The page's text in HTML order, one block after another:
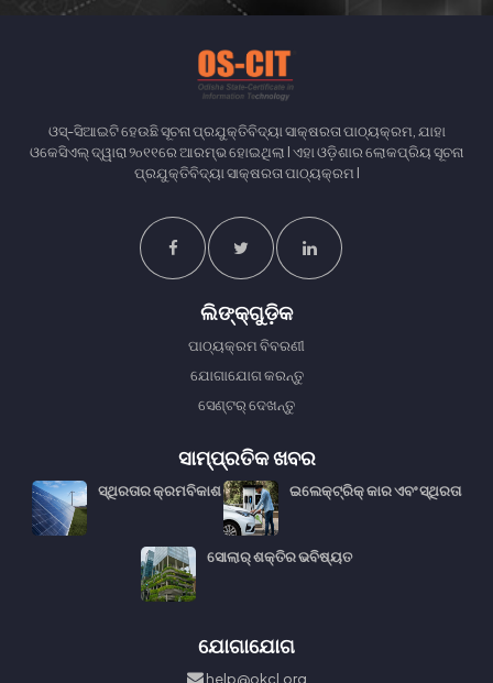
ଓସ୍-ସିଆଇଟି ହେଉଛି ସୂଚନା ପ୍ରଯୁକ୍ତିବିଦ୍ୟା ସାକ୍ଷରତା ପାଠ୍ୟକ୍ରମ, ଯାହା
ଓକେସିଏଲ୍ ଦ୍ୱାରା ୨௦୧୧ରେ ଆରମ୍ଭ ହୋଇଥିଲା I ଏହା ଓଡ଼ିଶାର ଲୋକପ୍ରିୟ ସୂଚନା
ପ୍ରଯୁକ୍ତିବିଦ୍ୟା ସାକ୍ଷରତା ପାଠ୍ୟକ୍ରମ I
ଲିଙ୍କ୍᠎᠎ଗୁଡ଼ିକ
ପାଠ୍ୟକ୍ରମ ବିବରଣୀ
ଯୋଗାଯୋଗ କରନ୍ତୁ
ସେଣ୍ଟର୍ ଦେଖନ୍ତୁ
ସାମ୍ପ୍ରତିକ ଖବର
ସ୍ଥିରତାର କ୍ରମବିକାଶ ଇଲେକ୍ଟ୍ରିକ୍ କାର ଏବଂ ସ୍ଥିରତା
ସୋଲାର୍ ଶକ୍ତିର ଭବିଷ୍ୟତ
ଯୋଗାଯୋଗ
help@okcl.org